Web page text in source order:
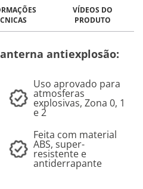
VÍDEOS DO
PRODUTO
antiexplosão:
Uso aprovado para
atmosferas
explosivas, Zona 0, 1
e 2
Feita com material
ABS, super-
resistente e
antiderrapante